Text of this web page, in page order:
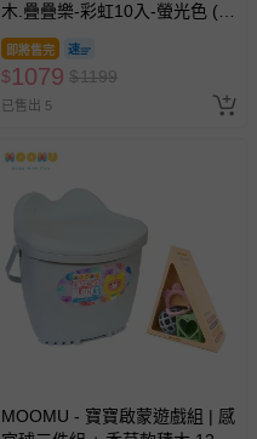
木.疊疊樂-彩虹10入-螢光色 (有
3色可選)
即將售完
$1079 $1199
已售出 5
MOOMU - 寶寶啟蒙遊戲組 | 感